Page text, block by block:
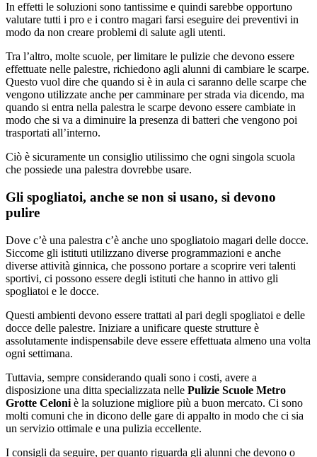
In effetti le soluzioni sono tantissime e quindi sarebbe opportuno
valutare tutti i pro e i contro magari farsi eseguire dei preventivi in
modo da non creare problemi di salute agli utenti.
Tra l’altro, molte scuole, per limitare le pulizie che devono essere
effettuate nelle palestre, richiedono agli alunni di cambiare le scarpe.
Questo vuol dire che quando si è in aula ci saranno delle scarpe che
vengono utilizzate anche per camminare per strada via dicendo, ma
quando si entra nella palestra le scarpe devono essere cambiate in
modo che si va a diminuire la presenza di batteri che vengono poi
trasportati all’interno.
Ciò è sicuramente un consiglio utilissimo che ogni singola scuola
che possiede una palestra dovrebbe usare.
Gli spogliatoi, anche se non si usano, si devono
pulire
Dove c’è una palestra c’è anche uno spogliatoio magari delle docce.
Siccome gli istituti utilizzano diverse programmazioni e anche
diverse attività ginnica, che possono portare a scoprire veri talenti
sportivi, ci possono essere degli istituti che hanno in attivo gli
spogliatoi e le docce.
Questi ambienti devono essere trattati al pari degli spogliatoi e delle
docce delle palestre. Iniziare a unificare queste strutture è
assolutamente indispensabile deve essere effettuata almeno una volta
ogni settimana.
Tuttavia, sempre considerando quali sono i costi, avere a
disposizione una ditta specializzata nelle Pulizie Scuole Metro
Grotte Celoni è la soluzione migliore più a buon mercato. Ci sono
molti comuni che in dicono delle gare di appalto in modo che ci sia
un servizio ottimale e una pulizia eccellente.
I consigli da seguire, per quanto riguarda gli alunni che devono o